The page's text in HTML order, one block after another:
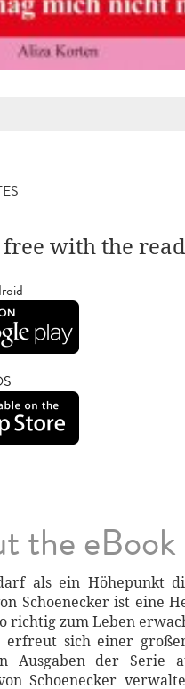
free with the
the eBook
als ein Höhepunkt
Schoenecker ist eine
richtig zum Leben
erfreut sich einer
Ausgaben der Serie
Schoenecker